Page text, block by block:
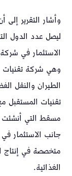
وأشار التقرير
الاستثمار في
وهي شركة
الطيران والنقل
تقنيات المستقبل
جانب الاستثمار
متخصصة في إنتاج
الغذائية.